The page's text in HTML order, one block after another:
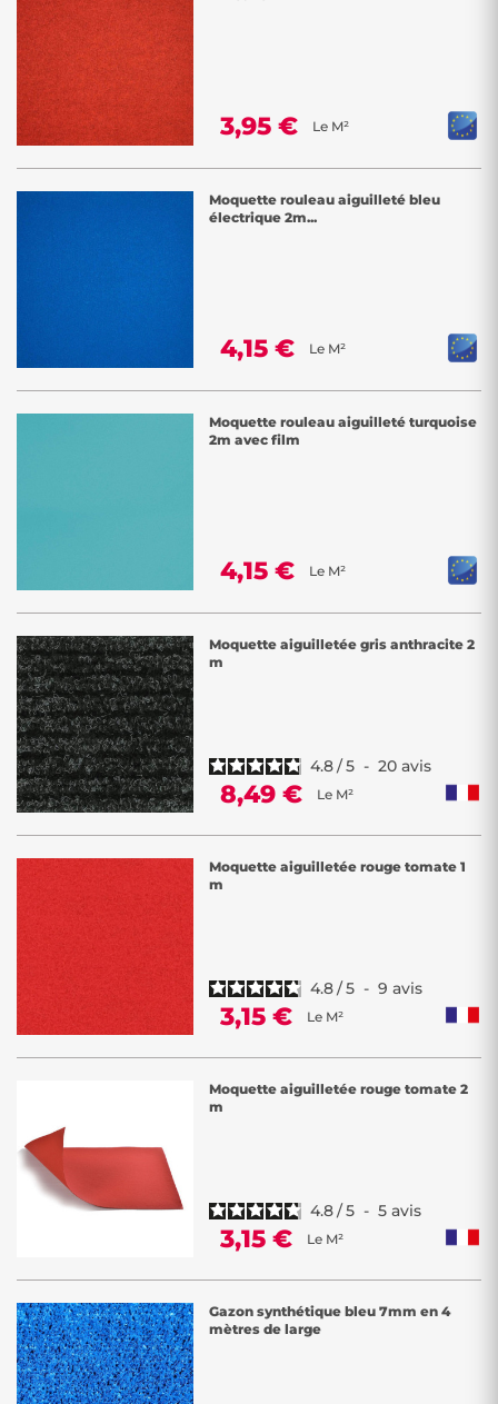
3,95 € Le M²
Moquette rouleau aiguilleté bleu
électrique 2m...
4,15 € Le M²
Moquette rouleau aiguilleté turquoise
2m avec film
4,15 € Le M²
Moquette aiguilletée gris anthracite 2
m
4.8/5 - 20 avis
8,49 € Le M²
Moquette aiguilletée rouge tomate 1
m
4.8/5 - 9 avis
3,15 € Le M²
Moquette aiguilletée rouge tomate 2
m
4.8/5 - 5 avis
3,15 € Le M²
Gazon synthétique bleu 7mm en 4
mètres de large